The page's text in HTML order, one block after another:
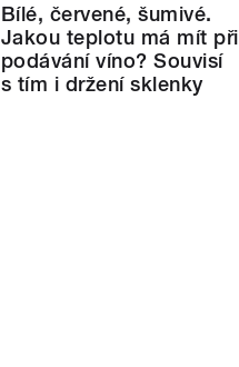
Bílé, červené, šumivé.
Jakou teplotu má mít při
podávání víno? Souvisí
s tím i držení sklenky